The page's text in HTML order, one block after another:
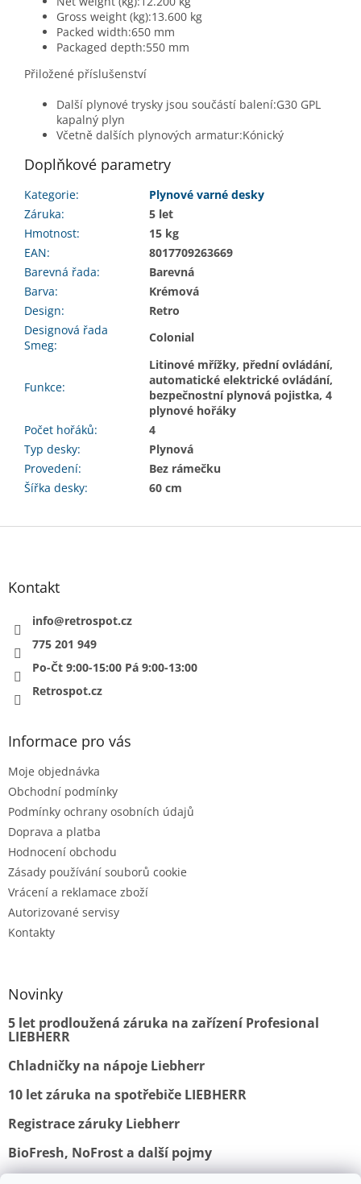
Gross weight (kg):13.600 kg
Packed width:650 mm
Packaged depth:550 mm
Přiložené příslušenství
Další plynové trysky jsou součástí balení:G30 GPL
kapalný plyn
Včetně dalších plynových armatur:Kónický
Doplňkové parametry
Kategorie:
Plynové varné desky
Záruka:
5 let
Hmotnost:
15 kg
EAN:
8017709263669
Barevná řada:
Barevná
Barva:
Krémová
Design:
Retro
Designová řada
Smeg:
Colonial
Funkce:
Litinové mřížky, přední ovládání,
automatické elektrické ovládání,
bezpečnostní plynová pojistka, 4
plynové hořáky
Počet hořáků:
4
Typ desky:
Plynová
Provedení:
Bez rámečku
Šířka desky: 60 cm
Z
Kontakt
info@retrospot.cz
775 201 949
Po-Čt 9:00-15:00 Pá 9:00-13:00
Retrospot.cz
Informace pro vás
Moje objednávka
Obchodní podmínky
Podmínky ochrany osobních údajů
Doprava a platba
Hodnocení obchodu
Zásady používání souborů cookie
Vrácení a reklamace zboží
Autorizované servisy
Kontakty
Novinky
5 let prodloužená záruka na zařízení Profesional
LIEBHERR
Chladničky na nápoje Liebherr
10 let záruka na spotřebiče LIEBHERR
Registrace záruky Liebherr
BioFresh, NoFrost a další pojmy